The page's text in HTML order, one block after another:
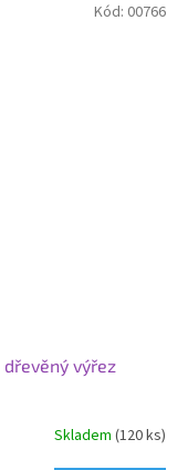
dřevěný výřez
Skladem(120 ks)
Kód: 00766